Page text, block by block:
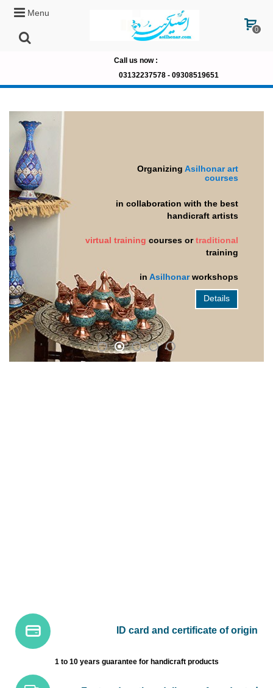
Menu
0
Call us now :
03132237578 - 09308519651
OrganizingAsilhonar art
courses
in collaboration with the best
handicraft artists
virtual training courses ortraditional
training
inAsilhonarworkshops
Details
ID card and certificate of origin
1 to 10 years guarantee for handicraft products